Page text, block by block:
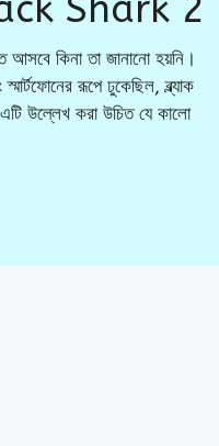
আসবে কিনা তা জানানো হয়নি।
রূপে ঢুকেছিল, ব্ল্যাক
এটি উল্লেখ করা উচিত যে কালো